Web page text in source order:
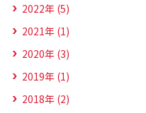
2022年 (5)
2021年 (1)
2020年 (3)
2019年 (1)
2018年 (2)